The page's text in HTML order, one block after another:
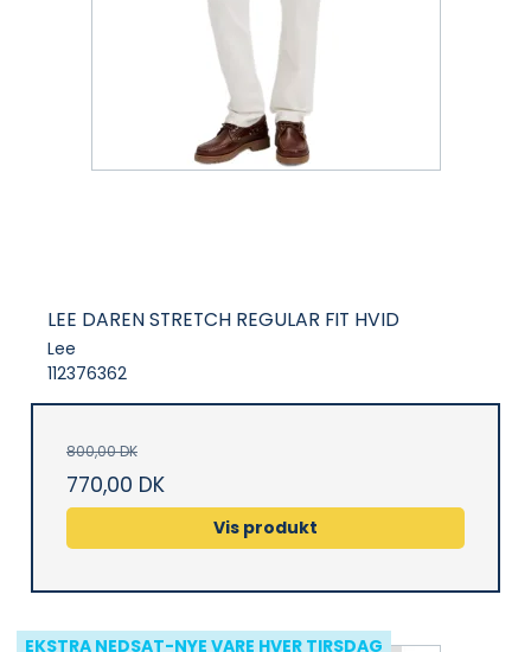
LEE DAREN STRETCH REGULAR FIT HVID
Lee
112376362
800,00 DK
770,00 DK
Vis produkt
EKSTRA NEDSAT-NYE VARE HVER TIRSDAG